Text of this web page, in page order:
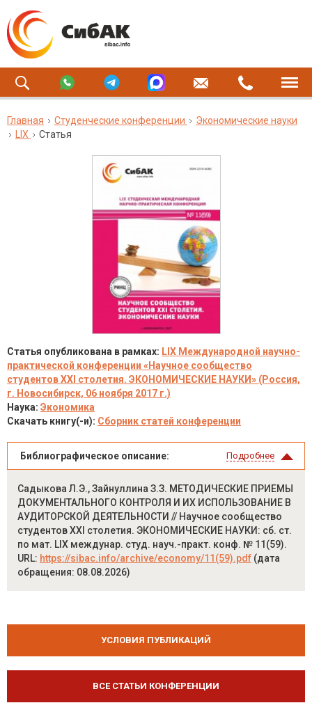
Главная Студенческие конференции
Экономические науки
LIX
Статья
Статья опубликована в рамках: LIX Международной научно-
практической конференции «Научное сообщество
студентов XXI столетия. ЭКОНОМИЧЕСКИЕ НАУКИ» (Россия,
г. Новосибирск, 06 ноября 2017 г.)
Наука: Экономика
Скачать книгу(-и): Сборник статей конференции
Библиографическое описание: Подробнее
Садыкова Л.Э., Зайнуллина З.З. МЕТОДИЧЕСКИЕ ПРИЕМЫ
ДОКУМЕНТАЛЬНОГО КОНТРОЛЯ И ИХ ИСПОЛЬЗОВАНИЕ В
АУДИТОРСКОЙ ДЕЯТЕЛЬНОСТИ // Научное сообщество
студентов XXI столетия. ЭКОНОМИЧЕСКИЕ НАУКИ: сб. ст.
по мат. LIX междунар. студ. науч.-практ. конф. № 11(59).
URL: https://sibac.info/archive/economy/11(59).pdf (дата
обращения: 08.08.2026)
УСЛОВИЯ ПУБЛИКАЦИЙ
ВСЕ СТАТЬИ КОНФЕРЕНЦИИ